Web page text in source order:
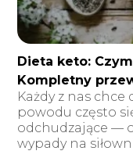
Dieta keto:
Kompletny
Każdy z nas
powodu często
odchudzające —
wypady na